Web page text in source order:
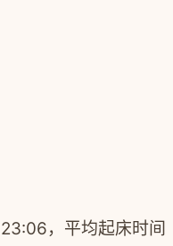
，平均起床时间